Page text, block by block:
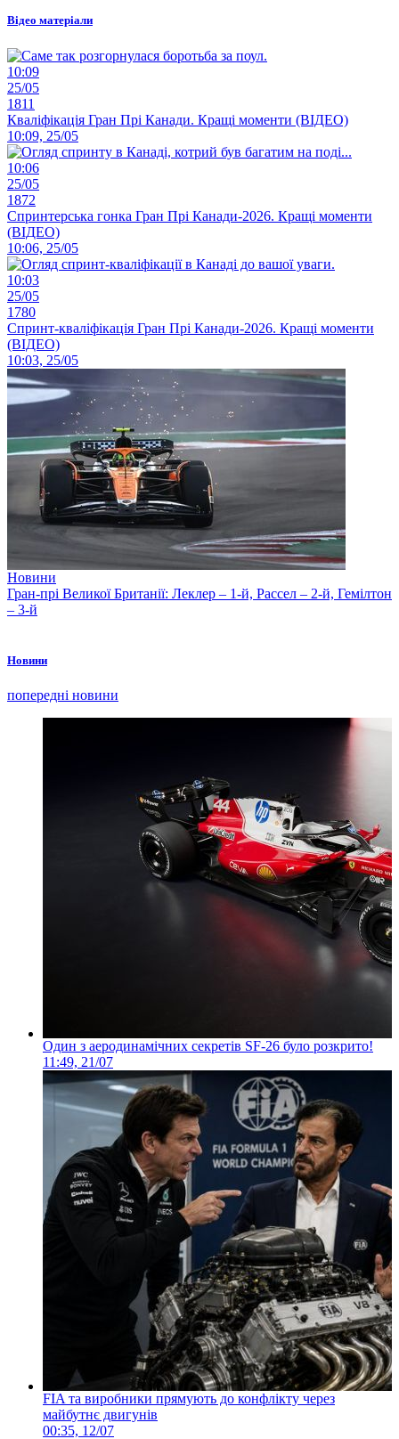
Відео матеріали
10:09
25/05
1811
Кваліфікація Гран Прі Канади. Кращі моменти (ВІДЕО)
10:09, 25/05
10:06
25/05
1872
Спринтерська гонка Гран Прі Канади-2026. Кращі моменти
(ВІДЕО)
10:06, 25/05
10:03
25/05
1780
Спринт-кваліфікація Гран Прі Канади-2026. Кращі моменти
(ВІДЕО)
10:03, 25/05
Новини
Гран-прі Великої Британії: Леклер – 1-й, Рассел – 2-й, Гемілтон
– 3-й
Новини
попередні новини
Один з аеродинамічних секретів SF-26 було розкрито!
11:49, 21/07
FIA та виробники прямують до конфлікту через
майбутнє двигунів
00:35, 12/07